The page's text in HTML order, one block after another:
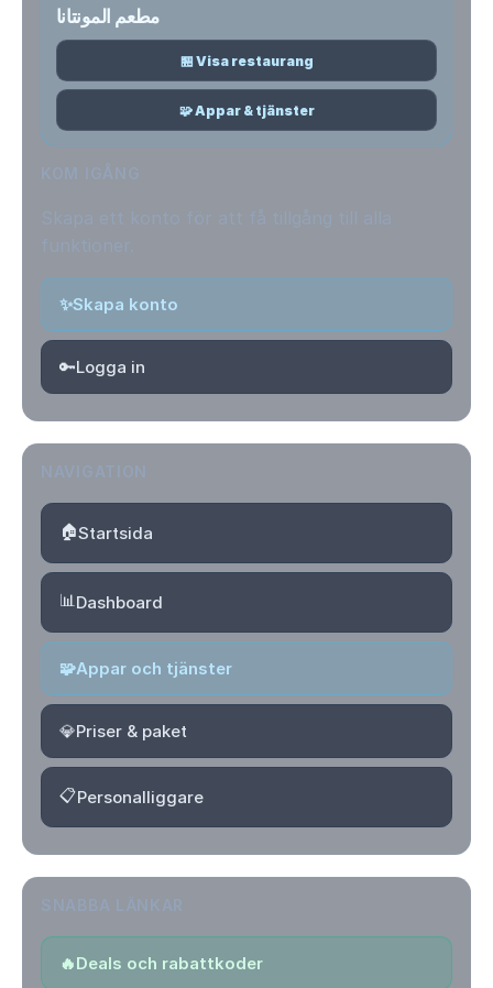
مطعم المونتانا
🏪 Visa restaurang
🧩 Appar & tjänster
✨Skapa konto
🔑Logga in
🏠Startsida
📊Dashboard
🧩Appar och tjänster
💎Priser & paket
📋Personalliggare
🔥Deals och rabattkoder